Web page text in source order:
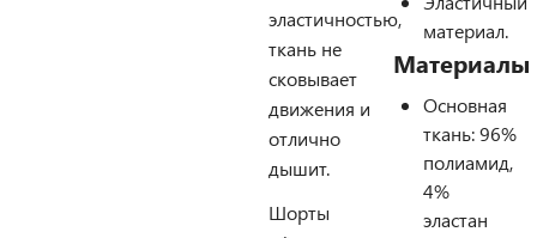
эластичностью,
ткань не
сковывает
движения и
отлично
дышит.
Шорты
материал.
Материалы
Основная
ткань: 96%
полиамид,
4%
эластан